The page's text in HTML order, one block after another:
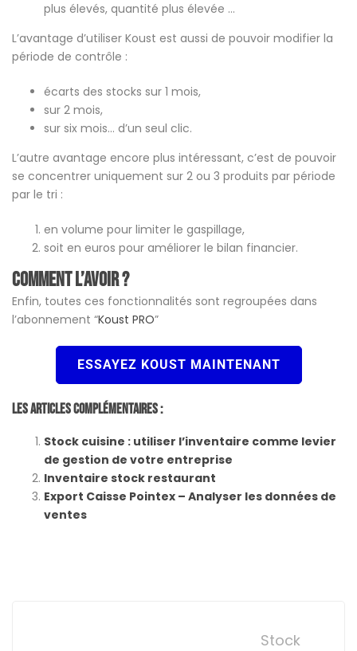
plus élevés, quantité plus élevée …
L’avantage d’utiliser Koust est aussi de pouvoir modifier la
période de contrôle :
écarts des stocks sur 1 mois,
sur 2 mois,
sur six mois… d’un seul clic.
L’autre avantage encore plus intéressant, c’est de pouvoir
se concentrer uniquement sur 2 ou 3 produits par période
par le tri :
en volume pour limiter le gaspillage,
soit en euros pour améliorer le bilan financier.
Comment l’avoir ?
Enfin, toutes ces fonctionnalités sont regroupées dans
l’abonnement “Koust PRO”
ESSAYEZ KOUST MAINTENANT
Les Articles Complémentaires :
Stock cuisine : utiliser l’inventaire comme levier
de gestion de votre entreprise
Inventaire stock restaurant
Export Caisse Pointex – Analyser les données de
ventes
Stock